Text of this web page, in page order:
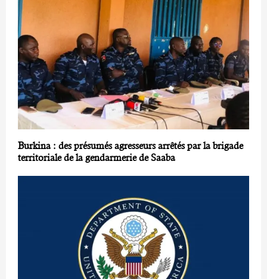
Burkina : des présumés agresseurs arrêtés par la brigade
territoriale de la gendarmerie de Saaba